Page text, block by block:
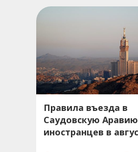
Правила въезда в
Саудовскую
иностранцев в